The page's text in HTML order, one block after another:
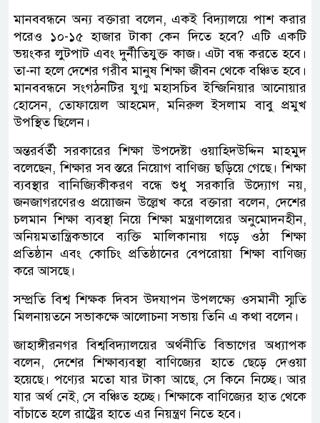
মানববন্ধনে অন্য বক্তারা বলেন, একই বিদ্যালয়ে পাশ করার
পরেও ১০-১৫ হাজার টাকা কেন দিতে হবে? এটি একটি
ভয়ংকর লুটপাট এবং দুর্নীতিযুক্ত কাজ। এটা বন্ধ করতে হবে।
তা-না হলে দেশের গরীব মানুষ শিক্ষা জীবন থেকে বঞ্চিত হবে।
মানববন্ধনে সংগঠনটির যুগ্ম মহাসচিব ইন্জিনিয়ার আনোয়ার
হোসেন, তোফায়েল আহমেদ, মনিরুল ইসলাম বাবু প্রমুখ
উপস্থিত ছিলেন।
অন্তরর্বর্তী সরকারের শিক্ষা উপদেষ্টা ওয়াহিদউদ্দিন মাহমুদ
বলেছেন, শিক্ষার সব স্তরে নিয়োগ বাণিজ্য ছড়িয়ে গেছে। শিক্ষা
ব্যবস্থার বানিজ্যিকীকরণ বন্ধে শুধু সরকারি উদ্যোগ নয়,
জনজাগরণেরও প্রয়োজন উল্লেখ করে বক্তারা বলেন, দেশের
চলমান শিক্ষা ব্যবস্থা নিয়ে শিক্ষা মন্ত্রণালয়ের অনুমোদনহীন,
অনিয়মতান্ত্রিকভাবে ব্যক্তি মালিকানায় গড়ে ওঠা শিক্ষা
প্রতিষ্ঠান এবং কোচিং প্রতিষ্ঠানের বেপরোয়া শিক্ষা বাণিজ্য
করে আসছে।
সম্প্রতি বিশ্ব শিক্ষক দিবস উদযাপন উপলক্ষ্যে ওসমানী স্মৃতি
মিলনায়তনে সভাকক্ষে আলোচনা সভায় তিনি এ কথা বলেন।
জাহাঙ্গীরনগর বিশ্ববিদ্যালয়ের অর্থনীতি বিভাগের অধ্যাপক
বলেন, দেশের শিক্ষাব্যবস্থা বাণিজ্যের হাতে ছেড়ে দেওয়া
হয়েছে। পণ্যের মতো যার টাকা আছে, সে কিনে নিচ্ছে। আর
যার অর্থ নেই, সে বঞ্চিত হচ্ছে। শিক্ষাকে বাণিজ্যের হাত থেকে
বাঁচাতে হলে রাষ্ট্রের হাতে এর নিয়ন্ত্রণ নিতে হবে।